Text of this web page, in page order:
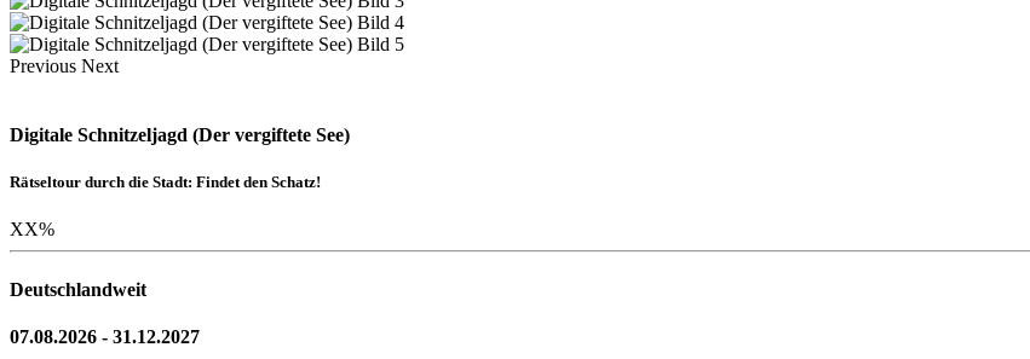
Previous Next
Digitale Schnitzeljagd (Der vergiftete See)
Rätseltour durch die Stadt: Findet den Schatz!
XX%
Deutschlandweit
07.08.2026 - 31.12.2027